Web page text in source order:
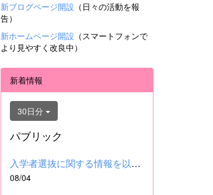
新ブログページ開設 （日々の活動を報
告）
新ホームページ開設 （スマートフォンで
より見やすく改良中）
新着情報
30日分
パブリック
入学者選抜に関する情報を以下に掲載しました。(2026.8.4) ■令和...
08/04